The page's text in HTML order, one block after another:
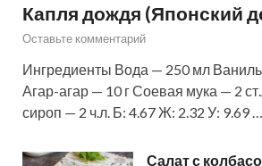
Капля дождя (Японский
Оставьте комментарий
Ингредиенты Вода — 250 мл
Агар-агар — 10 г Соевая мука — 2
сироп — 2 ч.л. Б: 4.67 Ж: 2.32 У: 9.69 …
Салат с